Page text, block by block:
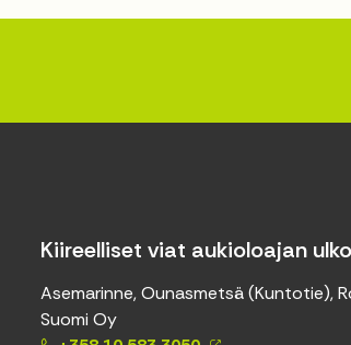
Kiireelliset viat aukioloajan
Asemarinne, Ounasmetsä (Kuntotie),
Suomi Oy